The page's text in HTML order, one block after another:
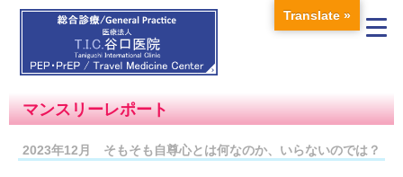
マンスリーレポート
2023年12月 そもそも自尊心とは何なのか、いらないのでは？
Translate »